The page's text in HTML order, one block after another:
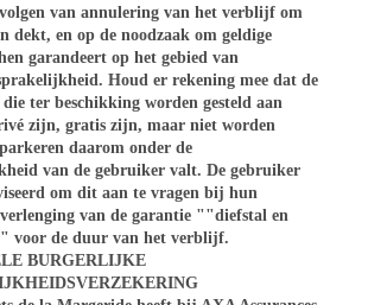
van annulering van het verblijf om
dekt, en op de noodzaak om geldige
garandeert op het gebied van
Houd er rekening mee dat de
ter beschikking worden gesteld aan
zijn, gratis zijn, maar niet worden
daarom onder de
van de gebruiker valt. De gebruiker
om dit aan te vragen bij hun
van de garantie ""diefstal en
voor de duur van het verblijf.
BURGERLIJKE